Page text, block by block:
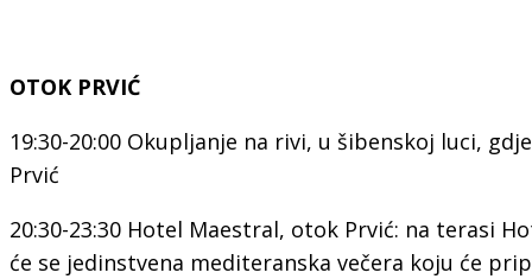
OTOK PRVIĆ
19:30-20:00 Okupljanje na rivi, u šibenskoj luci,
Prvić
20:30-23:30 Hotel Maestral, otok Prvić: na terasi
će se jedinstvena mediteranska večera koju će